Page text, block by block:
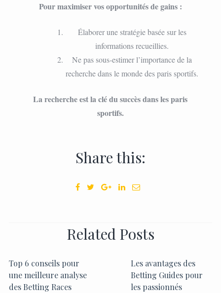
Pour maximiser vos opportunités de gains :
Élaborer une stratégie basée sur les
informations recueillies.
Ne pas sous-estimer l’importance de la
recherche dans le monde des paris sportifs.
La recherche est la clé du succès dans les paris
sportifs.
Share this:
Related Posts
Top 6 conseils pour
une meilleure analyse
des Betting Races
Les avantages des
Betting Guides pour
les passionnés